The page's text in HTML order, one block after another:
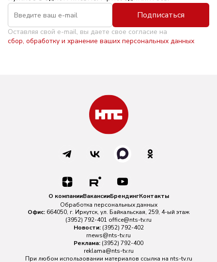
Подписаться
Оставляя свой e-mail, вы даете свое согласие на
сбор, обработку и хранение ваших персональных данных
О компанииВакансииБрендингКонтакты
Обработка персональных данных
Офис: 664050, г. Иркутск, ул. Байкальская, 259, 4-ый этаж
(3952) 792-401 office@nts-tv.ru
Новости: (3952) 792-402
rnews@nts-tv.ru
Реклама: (3952) 792-400
reklama@nts-tv.ru
При любом использовании материалов ссылка на nts-tv.ru